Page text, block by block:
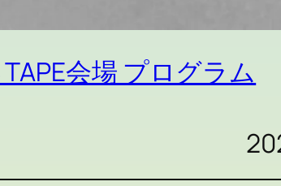
会場 プログラム